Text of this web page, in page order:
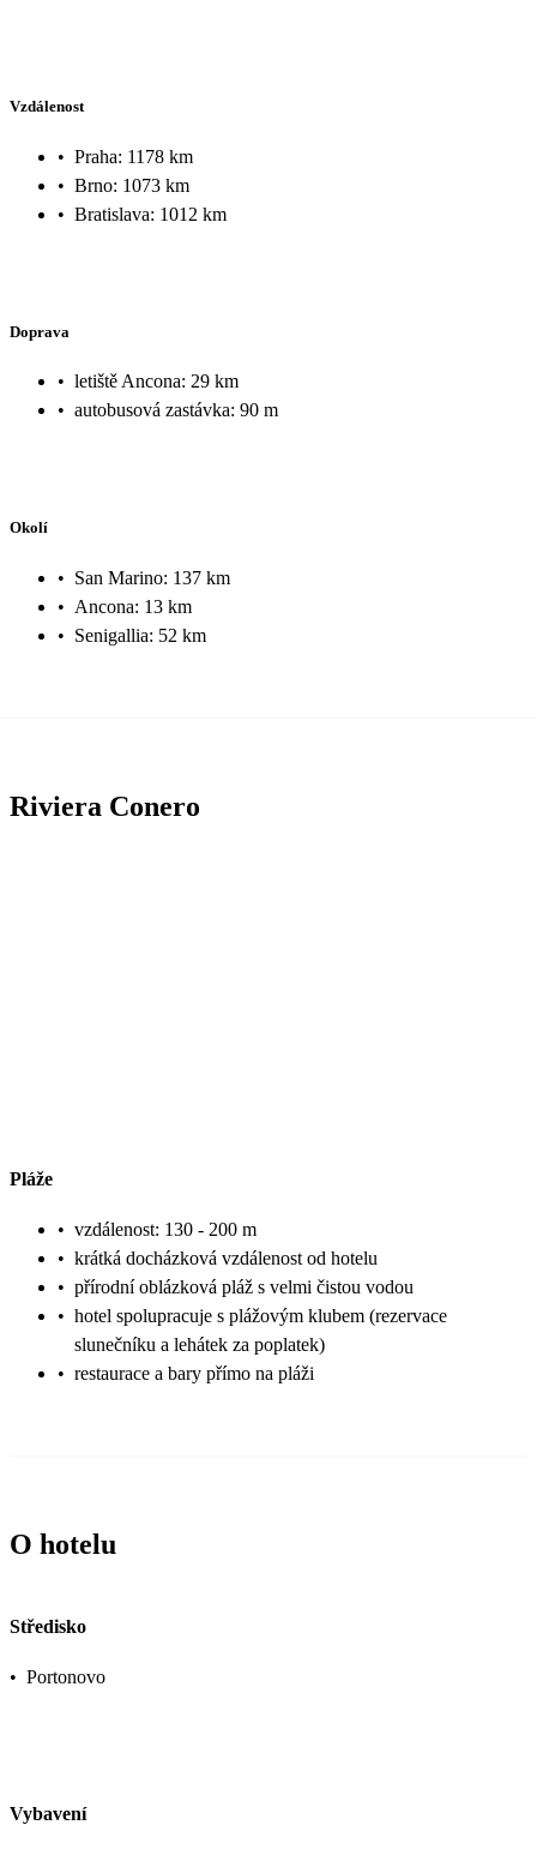
Vzdálenost
• Praha: 1178 km
• Brno: 1073 km
• Bratislava: 1012 km
Doprava
• letiště Ancona: 29 km
• autobusová zastávka: 90 m
Okolí
• San Marino: 137 km
• Ancona: 13 km
• Senigallia: 52 km
Riviera Conero
Pláže
• vzdálenost: 130 - 200 m
• krátká docházková vzdálenost od hotelu
• přírodní oblázková pláž s velmi čistou vodou
• hotel spolupracuje s plážovým klubem (rezervace
slunečníku a lehátek za poplatek)
• restaurace a bary přímo na pláži
O hotelu
Středisko
• Portonovo
Vybavení